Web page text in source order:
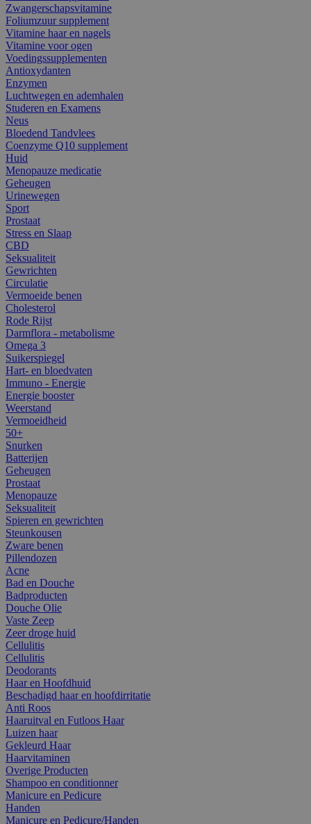
Zwangerschapsvitamine
Foliumzuur supplement
Vitamine haar en nagels
Vitamine voor ogen
Voedingssupplementen
Antioxydanten
Enzymen
Luchtwegen en ademhalen
Studeren en Examens
Neus
Bloedend Tandvlees
Coenzyme Q10 supplement
Huid
Menopauze medicatie
Geheugen
Urinewegen
Sport
Prostaat
Stress en Slaap
CBD
Seksualiteit
Gewrichten
Circulatie
Vermoeide benen
Cholesterol
Rode Rijst
Darmflora - metabolisme
Omega 3
Suikerspiegel
Hart- en bloedvaten
Immuno - Energie
Energie booster
Weerstand
Vermoeidheid
50+
Snurken
Batterijen
Geheugen
Prostaat
Menopauze
Seksualiteit
Spieren en gewrichten
Steunkousen
Zware benen
Pillendozen
Acne
Bad en Douche
Badproducten
Douche Olie
Vaste Zeep
Zeer droge huid
Cellulitis
Cellulitis
Deodorants
Haar en Hoofdhuid
Beschadigd haar en hoofdirritatie
Anti Roos
Haaruitval en Futloos Haar
Luizen haar
Gekleurd Haar
Haarvitaminen
Overige Producten
Shampoo en conditionner
Manicure en Pedicure
Handen
Manicure en Pedicure/Handen